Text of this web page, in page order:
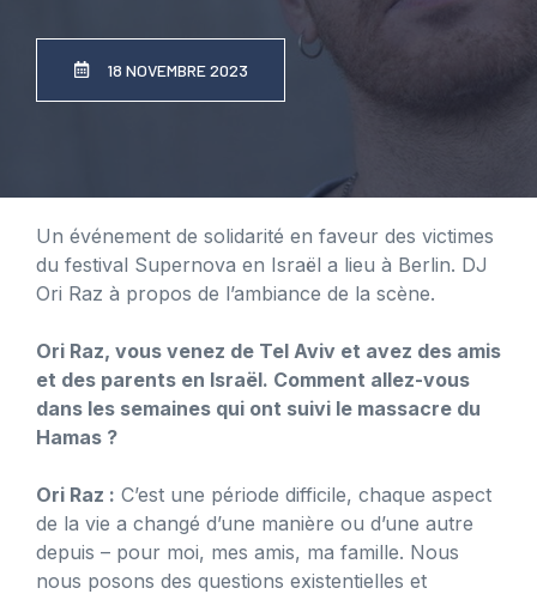
18 NOVEMBRE 2023
Un événement de solidarité en faveur des victimes
du festival Supernova en Israël a lieu à Berlin. DJ
Ori Raz à propos de l’ambiance de la scène.
Ori Raz, vous venez de Tel Aviv et avez des amis
et des parents en Israël. Comment allez-vous
dans les semaines qui ont suivi le massacre du
Hamas ?
Ori Raz : C’est une période difficile, chaque aspect
de la vie a changé d’une manière ou d’une autre
depuis – pour moi, mes amis, ma famille. Nous
nous posons des questions existentielles et